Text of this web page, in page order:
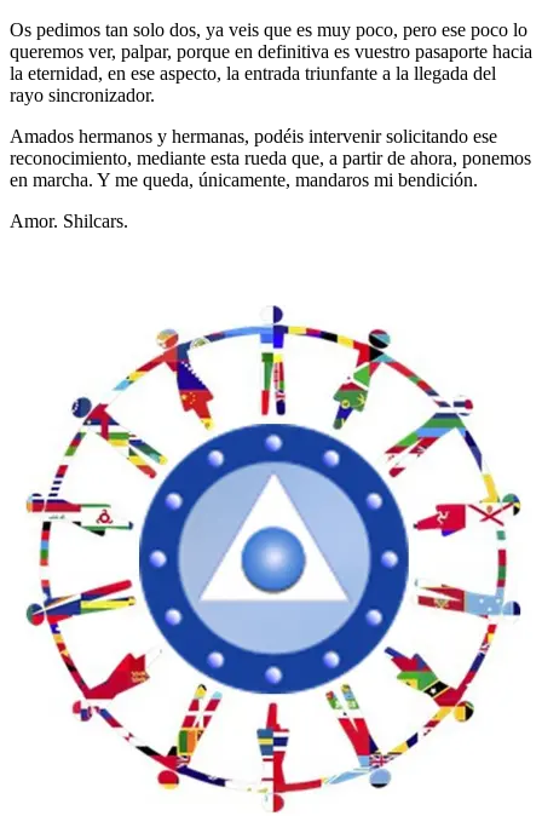
Os pedimos tan solo dos, ya veis que es muy poco, pero ese poco lo
queremos ver, palpar, porque en definitiva es vuestro pasaporte hacia
la eternidad, en ese aspecto, la entrada triunfante a la llegada del
rayo sincronizador.
Amados hermanos y hermanas, podéis intervenir solicitando ese
reconocimiento, mediante esta rueda que, a partir de ahora, ponemos
en marcha. Y me queda, únicamente, mandaros mi bendición.
Amor. Shilcars.